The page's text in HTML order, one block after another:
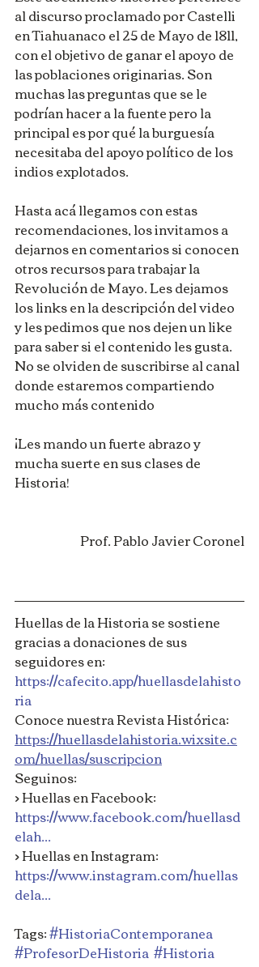
al discurso proclamado por Castelli
en Tiahuanaco el 25 de Mayo de 1811,
con el objetivo de ganar el apoyo de
las poblaciones originarias. Son
muchas las preguntas que se le
podrían hacer a la fuente pero la
principal es por qué la burguesía
necesitaba del apoyo político de los
indios explotados.
Hasta acá llegamos con estas
recomendaciones, los invitamos a
dejarnos en comentarios si conocen
otros recursos para trabajar la
Revolución de Mayo. Les dejamos
los links en la descripción del video
y les pedimos que nos dejen un like
para saber si el contenido les gusta.
No se olviden de suscribirse al canal
donde estaremos compartiendo
mucho más contenido
¡Les mando un fuerte abrazo y
mucha suerte en sus clases de
Historia!
Prof. Pablo Javier Coronel
Huellas de la Historia se sostiene
gracias a donaciones de sus
seguidores en:
https://cafecito.app/huellasdelahisto
ria
Conoce nuestra Revista Histórica:
https://huellasdelahistoria.wixsite.c
om/huellas/suscripcion
Seguinos:
> Huellas en Facebook:
https://www.facebook.com/huellasd
elah...
> Huellas en Instagram:
https://www.instagram.com/huellas
dela...
Tags: #HistoriaContemporanea
#ProfesorDeHistoria #Historia